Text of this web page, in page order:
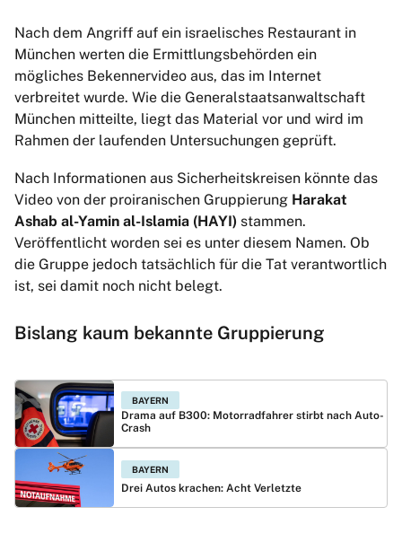
Nach dem Angriff auf ein israelisches Restaurant in
München werten die Ermittlungsbehörden ein
mögliches Bekennervideo aus, das im Internet
verbreitet wurde. Wie die Generalstaatsanwaltschaft
München mitteilte, liegt das Material vor und wird im
Rahmen der laufenden Untersuchungen geprüft.
Nach Informationen aus Sicherheitskreisen könnte das
Video von der proiranischen Gruppierung Harakat
Ashab al-Yamin al-Islamia (HAYI) stammen.
Veröffentlicht worden sei es unter diesem Namen. Ob
die Gruppe jedoch tatsächlich für die Tat verantwortlich
ist, sei damit noch nicht belegt.
Bislang kaum bekannte Gruppierung
BAYERN
Drama auf B300: Motorradfahrer stirbt nach Auto-
Crash
BAYERN
Drei Autos krachen: Acht Verletzte